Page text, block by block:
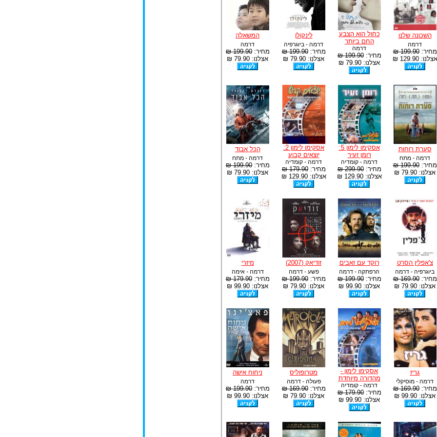
השכונה שלנו
דרמה
מחיר:199.90 ₪
אצלנו: 129.90 ₪
כחול הוא הצבע
החם ביותר
דרמה
מחיר:199.90 ₪
אצלנו: 79.90 ₪
לינקולן
דרמה - ביוגרפיה
מחיר:199.90 ₪
אצלנו: 79.90 ₪
המשאלה
דרמה
מחיר:199.90 ₪
אצלנו: 79.90 ₪
סערת רוחות
דרמה - מתח
מחיר:199.90 ₪
אצלנו: 79.90 ₪
אסקימו לימון 5:
רומן זעיר
דרמה - קומדיה
מחיר:299.90 ₪
אצלנו: 129.90 ₪
אסקימו לימון 2:
יוצאים קבוע
דרמה - קומדיה
מחיר:179.90 ₪
אצלנו: 129.90 ₪
הכל אבוד
דרמה - מתח
מחיר:199.90 ₪
אצלנו: 79.90 ₪
צ'אפלין הסרט
ביוגרפיה - דרמה
מחיר:169.90 ₪
אצלנו: 79.90 ₪
רוקד עם זאבים
הרפתקה - דרמה
מחיר:199.90 ₪
אצלנו: 99.90 ₪
זודיאק (2007)
פשע - דרמה
מחיר:199.90 ₪
אצלנו: 79.90 ₪
מיזרי
דרמה - אימה
מחיר:179.90 ₪
אצלנו: 99.90 ₪
גריז
דרמה - מוסיקלי
מחיר:169.90 ₪
אצלנו: 99.90 ₪
אסקימו לימון -
מהדורה מיוחדת
דרמה - קומדיה
מחיר:179.90 ₪
אצלנו: 99.90 ₪
מטרופוליס
פעולה - דרמה
מחיר:169.90 ₪
אצלנו: 79.90 ₪
ניחוח אישה
דרמה
מחיר:199.90 ₪
אצלנו: 99.90 ₪